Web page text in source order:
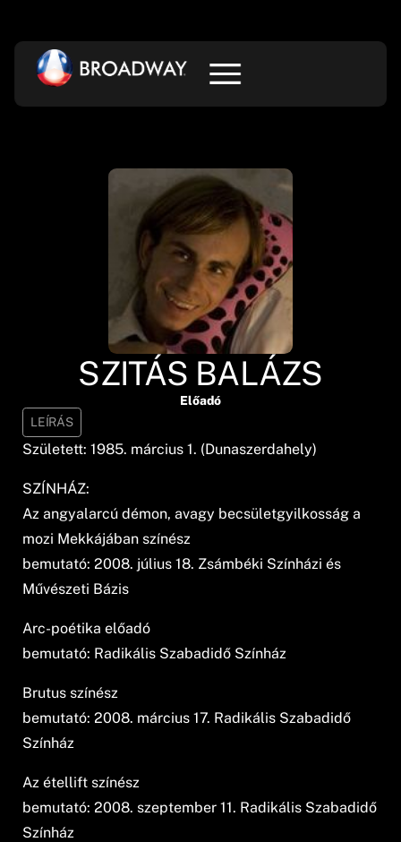
SZITÁS BALÁZS
Előadó
LEÍRÁS
Született: 1985. március 1. (Dunaszerdahely)
SZÍNHÁZ:
Az angyalarcú démon, avagy becsületgyilkosság a
mozi Mekkájában színész
bemutató: 2008. július 18. Zsámbéki Színházi és
Művészeti Bázis
Arc-poétika előadó
bemutató: Radikális Szabadidő Színház
Brutus színész
bemutató: 2008. március 17. Radikális Szabadidő
Színház
Az étellift színész
bemutató: 2008. szeptember 11. Radikális Szabadidő
Színház